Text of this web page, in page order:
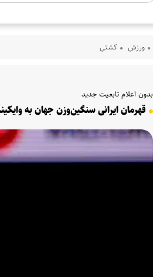
ورزش کشتی
بدون اعلام تابعیت جدید
قهرمان ایرانی سنگین‌وزن جهان به